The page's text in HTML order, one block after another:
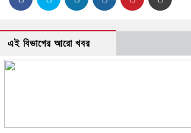
এই বিভাগের আরো খবর